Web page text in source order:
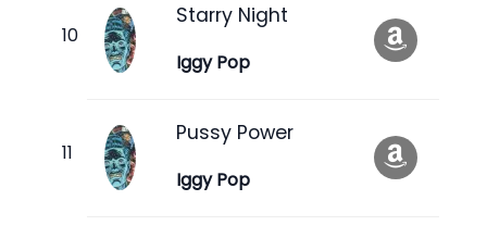
Starry Night
Iggy Pop
Pussy Power
Iggy Pop